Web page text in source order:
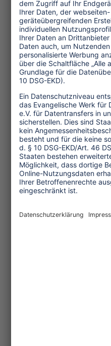
Themen
Tourismuspolitik
Kultur und Religion
Umwelt und Klima
Wirtschaft